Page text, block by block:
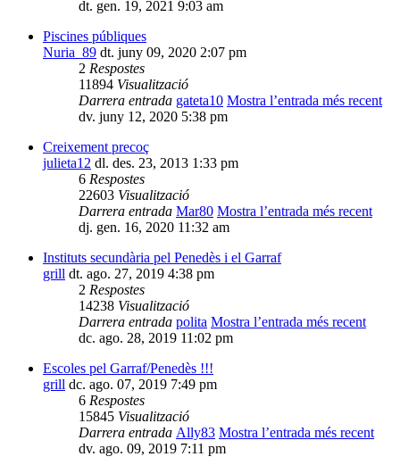
dt. gen. 19, 2021 9:03 am
Piscines públiques
Nuria_89 dt. juny 09, 2020 2:07 pm
2 Respostes
11894 Visualització
Darrera entrada gateta10 Mostra l’entrada més recent
dv. juny 12, 2020 5:38 pm
Creixement precoç
julieta12 dl. des. 23, 2013 1:33 pm
6 Respostes
22603 Visualització
Darrera entrada Mar80 Mostra l’entrada més recent
dj. gen. 16, 2020 11:32 am
Instituts secundària pel Penedès i el Garraf
grill dt. ago. 27, 2019 4:38 pm
2 Respostes
14238 Visualització
Darrera entrada polita Mostra l’entrada més recent
dc. ago. 28, 2019 11:02 pm
Escoles pel Garraf/Penedès !!!
grill dc. ago. 07, 2019 7:49 pm
6 Respostes
15845 Visualització
Darrera entrada Ally83 Mostra l’entrada més recent
dv. ago. 09, 2019 7:11 pm